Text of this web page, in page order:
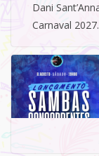
Dani
Carnaval